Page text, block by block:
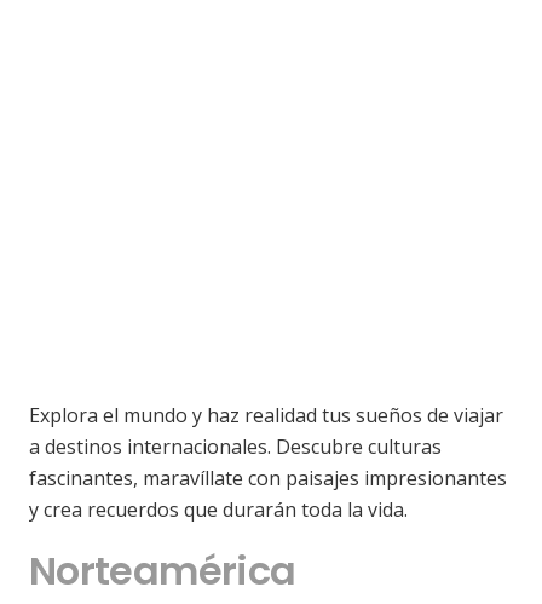
Explora el mundo y haz realidad tus sueños de viajar
a destinos internacionales. Descubre culturas
fascinantes, maravíllate con paisajes impresionantes
y crea recuerdos que durarán toda la vida.
Norteamérica